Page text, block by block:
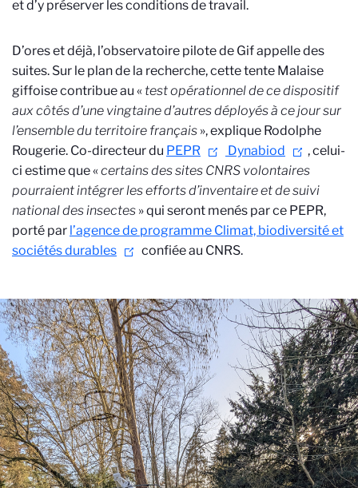
et d’y préserver les conditions de travail.
D’ores et déjà, l’observatoire pilote de Gif appelle des
suites. Sur le plan de la recherche, cette tente Malaise
giffoise contribue au « test opérationnel de ce dispositif
aux côtés d’une vingtaine d’autres déployés à ce jour sur
l’ensemble du territoire français », explique Rodolphe
Rougerie. Co-directeur du PEPR Dynabiod
, celui-
ci estime que «certains des sites CNRS volontaires
pourraient intégrer les efforts d’inventaire et de suivi
national des insectes » qui seront menés par ce PEPR,
porté par l’agence de programme Climat, biodiversité et
sociétés durables
confiée au CNRS.